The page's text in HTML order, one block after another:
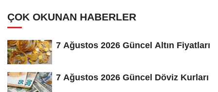
ÇOK OKUNAN HABERLER
7 Ağustos 2026 Güncel Altın Fiyatları
7 Ağustos 2026 Güncel Döviz Kurları